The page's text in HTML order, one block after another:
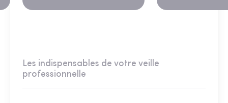
Les indispensables de votre veille
professionnelle